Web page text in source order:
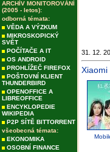
ARCHÍV MONITOROVÁNÍ
(2005 - letos):
odborná témata:
VĚDA A VÝZKUM
MIKROSKOPICKÝ
SVĚT
POČÍTAČE A IT
OS ANDROID
PROHLÍŽEČ FIREFOX
POŠTOVNÍ KLIENT
THUNDERBIRD
OPENOFFICE A
LIBREOFFICE
ENCYKLOPEDIE
WIKIPEDIA
P2P SÍTĚ BITTORRENT
všeobecná témata:
EKONOMIKA
OSOBNÍ FINANCE
31. 12.
Xiaomi